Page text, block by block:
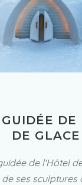
DE
DE GLACE
de l'Hôtel
ses sculptures